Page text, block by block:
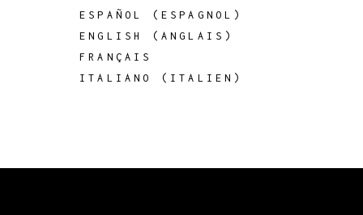
ESPAÑOL ( ESPAGNOL )
ENGLISH
( ANGLAIS )
FRANÇAIS
ITALIANO
( ITALIEN )